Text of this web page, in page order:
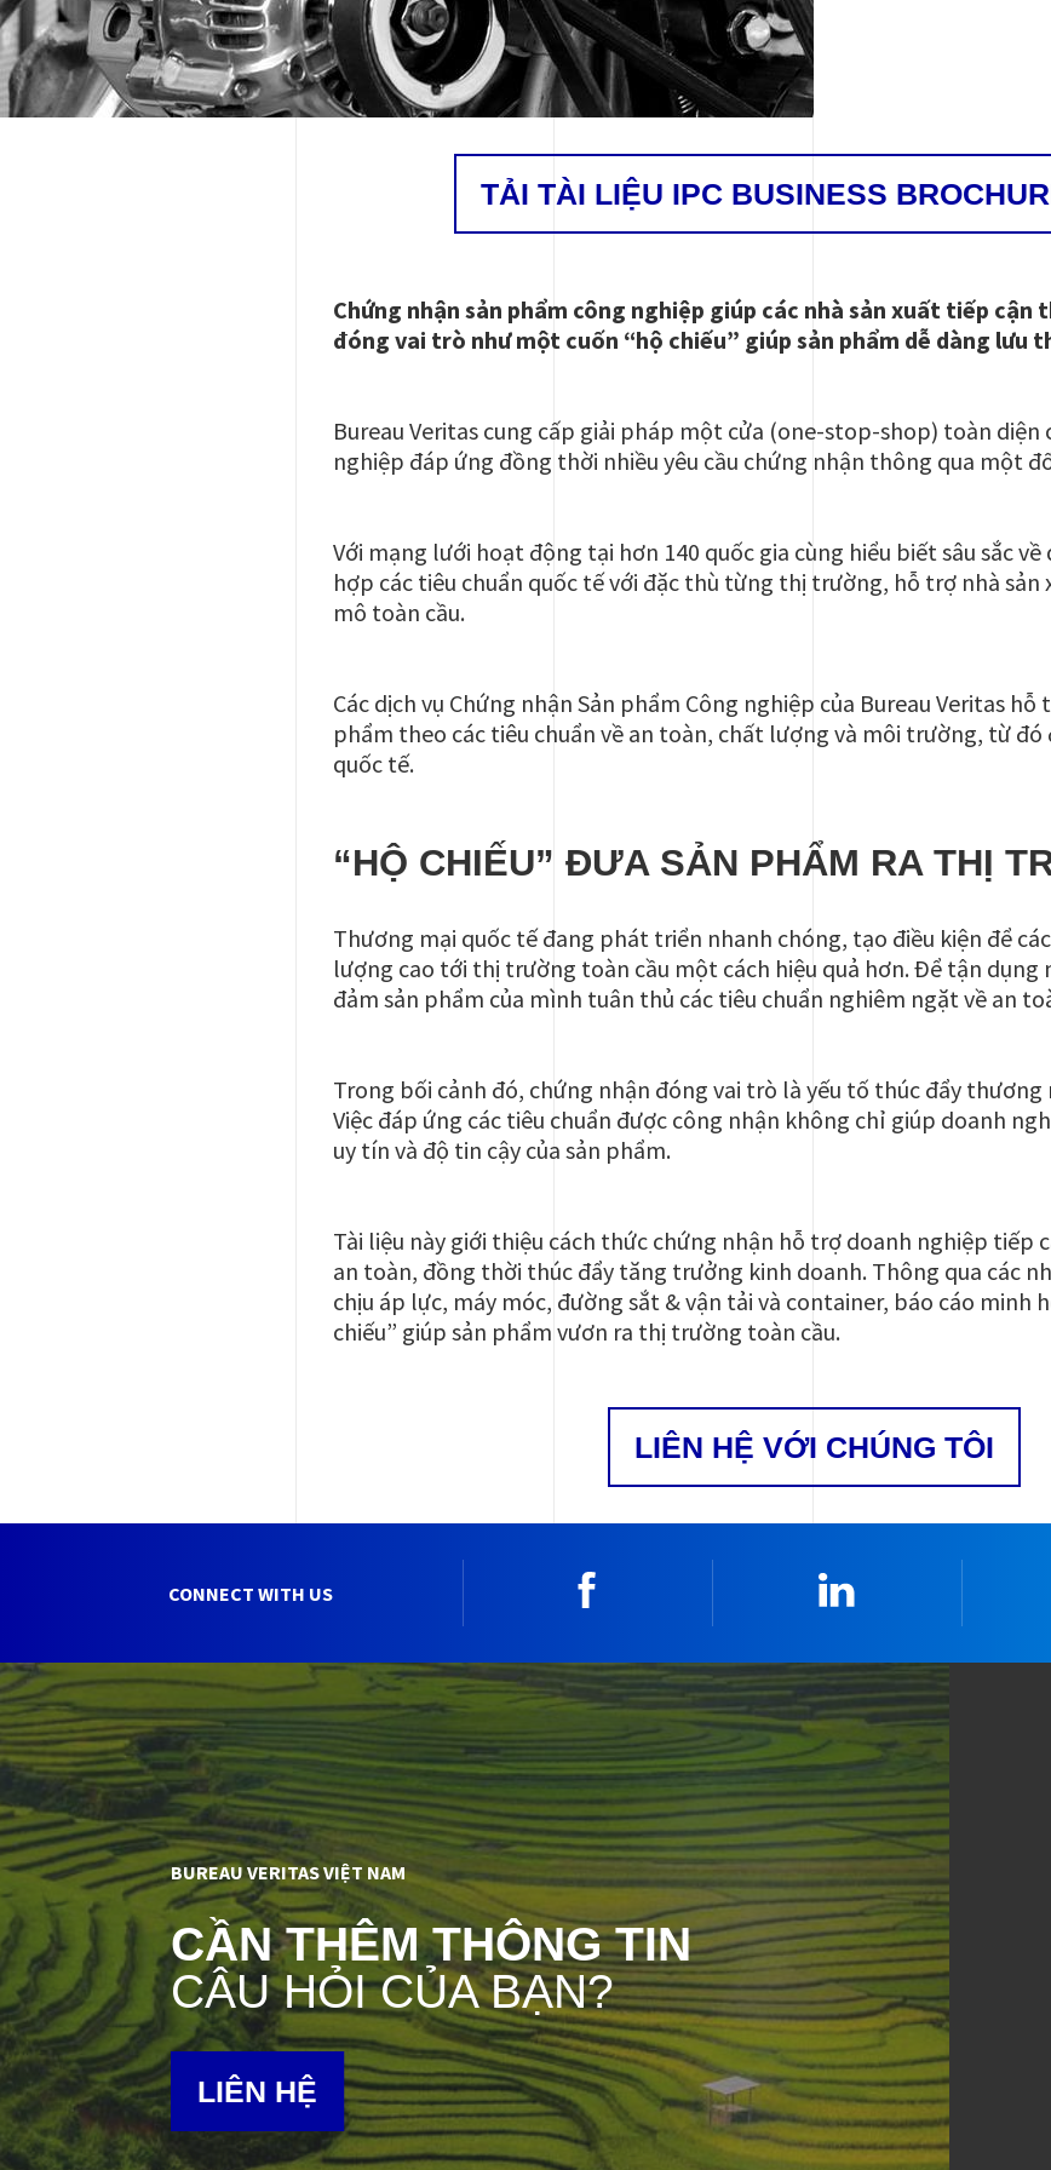
TẢI TÀI LIỆU IPC BUSINESS
Chứng nhận sản phẩm công nghiệp giúp các nhà sản xuất tiếp
đóng vai trò như một cuốn “hộ chiếu” giúp sản phẩm dễ dàng lưu
Bureau Veritas cung cấp giải pháp một cửa (one-stop-shop) toàn
nghiệp đáp ứng đồng thời nhiều yêu cầu chứng nhận thông qua một
Với mạng lưới hoạt động tại hơn 140 quốc gia cùng hiểu biết sâu sắc
hợp các tiêu chuẩn quốc tế với đặc thù từng thị trường, hỗ trợ nhà
mô toàn cầu.
Các dịch vụ Chứng nhận Sản phẩm Công nghiệp của Bureau Veritas
phẩm theo các tiêu chuẩn về an toàn, chất lượng và môi trường, từ
quốc tế.
“HỘ CHIẾU” ĐƯA SẢN PHẨM RA THỊ
Thương mại quốc tế đang phát triển nhanh chóng, tạo điều kiện để
lượng cao tới thị trường toàn cầu một cách hiệu quả hơn. Để tận dụng
đảm sản phẩm của mình tuân thủ các tiêu chuẩn nghiêm ngặt về an
Trong bối cảnh đó, chứng nhận đóng vai trò là yếu tố thúc đẩy thương
Việc đáp ứng các tiêu chuẩn được công nhận không chỉ giúp doanh
uy tín và độ tin cậy của sản phẩm.
Tài liệu này giới thiệu cách thức chứng nhận hỗ trợ doanh nghiệp
an toàn, đồng thời thúc đẩy tăng trưởng kinh doanh. Thông qua các
chịu áp lực, máy móc, đường sắt & vận tải và container, báo cáo minh
chiếu” giúp sản phẩm vươn ra thị trường toàn cầu.
LIÊN HỆ VỚI CHÚNG TÔI
CONNECT WITH US
BUREAU VERITAS VIỆT NAM
CẦN THÊM THÔNG TIN
CÂU HỎI CỦA BẠN?
LIÊN HỆ